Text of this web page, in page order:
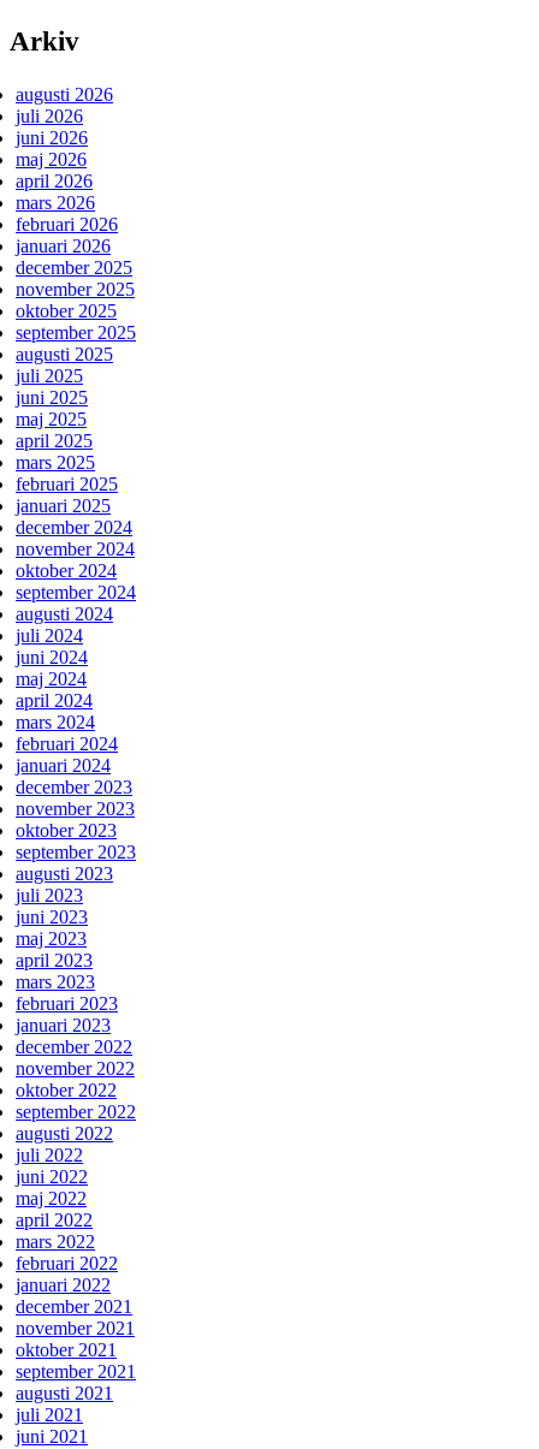
Arkiv
augusti 2026
juli 2026
juni 2026
maj 2026
april 2026
mars 2026
februari 2026
januari 2026
december 2025
november 2025
oktober 2025
september 2025
augusti 2025
juli 2025
juni 2025
maj 2025
april 2025
mars 2025
februari 2025
januari 2025
december 2024
november 2024
oktober 2024
september 2024
augusti 2024
juli 2024
juni 2024
maj 2024
april 2024
mars 2024
februari 2024
januari 2024
december 2023
november 2023
oktober 2023
september 2023
augusti 2023
juli 2023
juni 2023
maj 2023
april 2023
mars 2023
februari 2023
januari 2023
december 2022
november 2022
oktober 2022
september 2022
augusti 2022
juli 2022
juni 2022
maj 2022
april 2022
mars 2022
februari 2022
januari 2022
december 2021
november 2021
oktober 2021
september 2021
augusti 2021
juli 2021
juni 2021